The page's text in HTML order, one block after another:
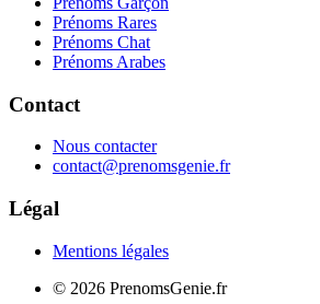
Prénoms Rares
Prénoms Chat
Prénoms Arabes
Contact
Nous contacter
contact@prenomsgenie.fr
Légal
Mentions légales
© 2026 PrenomsGenie.fr